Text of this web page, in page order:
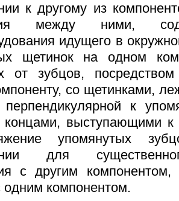
к другому из
между ними,
идущего в
щетинок на одном
от зубцов,
со щетинками,
к
концами, выступающими к
упомянутых
для
с другим
одним компонентом.